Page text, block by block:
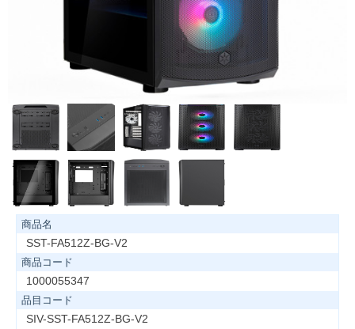
商品名
SST-FA512Z-BG-V2
商品コード
1000055347
品目コード
SIV-SST-FA512Z-BG-V2